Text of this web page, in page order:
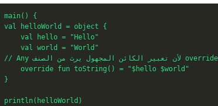
main() {
val helloWorld = object {
val hello = "Hello"
val world = "World"
override fun toString() = "$hello $world"
}
println(helloWorld)